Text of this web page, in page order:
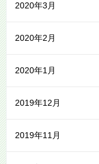
2020年3月
2020年2月
2020年1月
2019年12月
2019年11月